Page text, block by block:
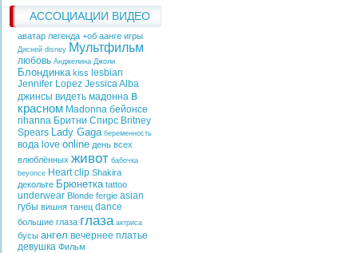
АССОЦИАЦИИ ВИДЕО
аватар легенда +об аанге игры
Дисней disney Мультфильм
любовь Анджелина Джоли
Блондинка kiss lesbian
Jennifer Lopez Jessica Alba
джинсы видеть мадонна в
красном Madonna бейонсе
rihanna Бритни Спирс Britney
Spears Lady Gaga беременность
вода love online день всех
влюблённых живот бабочка
beyonce Heart clip Shakira
декольте Брюнетка tattoo
underwear Blonde fergie asian
губы вишня танец dance
большие глаза глаза актриса
бусы ангел вечернее платье
девушка Фильм